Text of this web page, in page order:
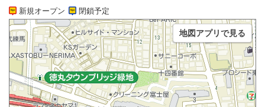
新規オープン 閉鎖予定
地図アプリで見る